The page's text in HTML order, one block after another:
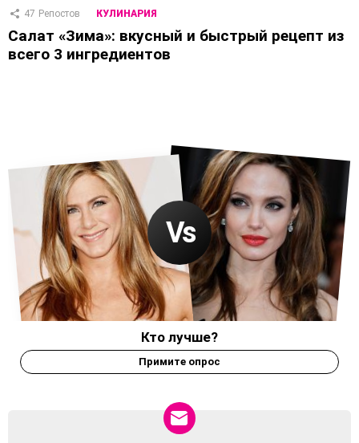
47 Репостов КУЛИНАРИЯ
Салат «Зима»: вкусный и быстрый рецепт из
всего 3 ингредиентов
Кто лучше?
Примите опрос